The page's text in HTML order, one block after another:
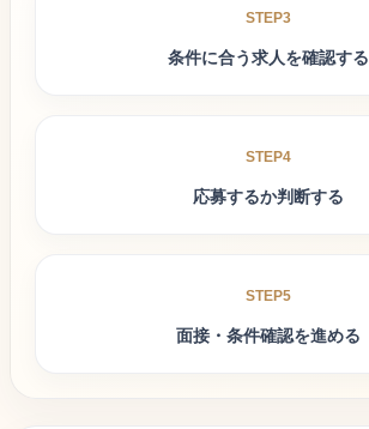
STEP3
条件に合う求人を確認する
STEP4
応募するか判断する
STEP5
面接・条件確認を進める